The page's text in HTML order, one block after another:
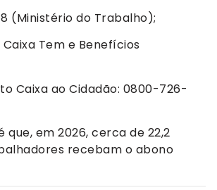
(Ministério do Trabalho);
Tem e Benefícios
Caixa ao Cidadão: 0800-726-
em 2026, cerca de 22,2
recebam o abono